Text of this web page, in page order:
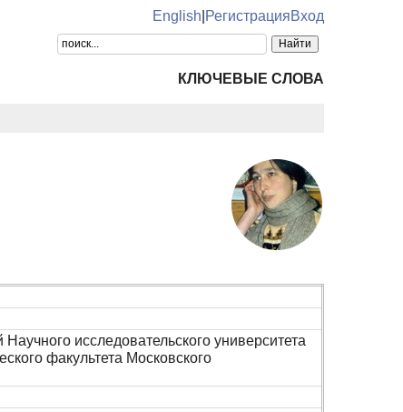
English РегистрацияВход
КЛЮЧЕВЫЕ СЛОВА
исследовательского университета
факультета Московского